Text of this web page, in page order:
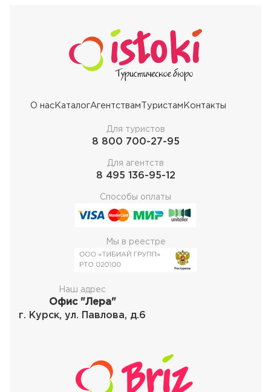
О насКаталогАгентствам Туристам Контакты
Для туристов
8 800 700-27-95
Для агентств
8 495 136-95-12
Способы оплаты
Мы в реестре
Наш адрес
Офис "Лера"
г. Курск, ул. Павлова, д.6